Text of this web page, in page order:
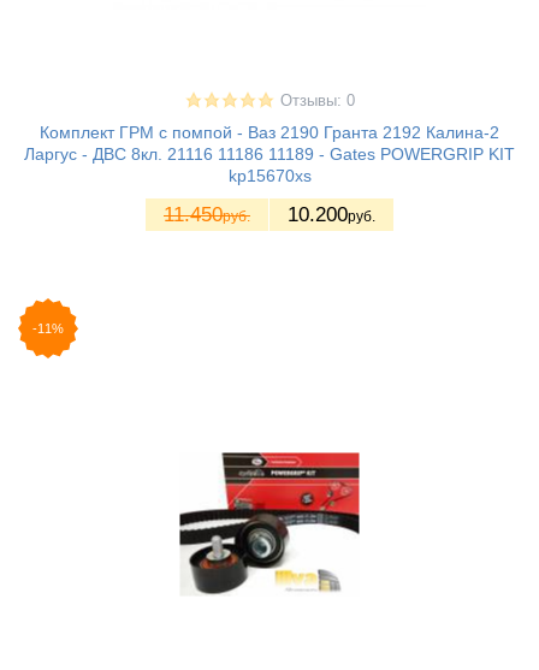
Отзывы: 0
Комплект ГРМ с помпой - Ваз 2190 Гранта 2192 Калина-2
Ларгус - ДВС 8кл. 21116 11186 11189 - Gates POWERGRIP KIT
kp15670xs
11.450руб. 10.200руб.
-11%